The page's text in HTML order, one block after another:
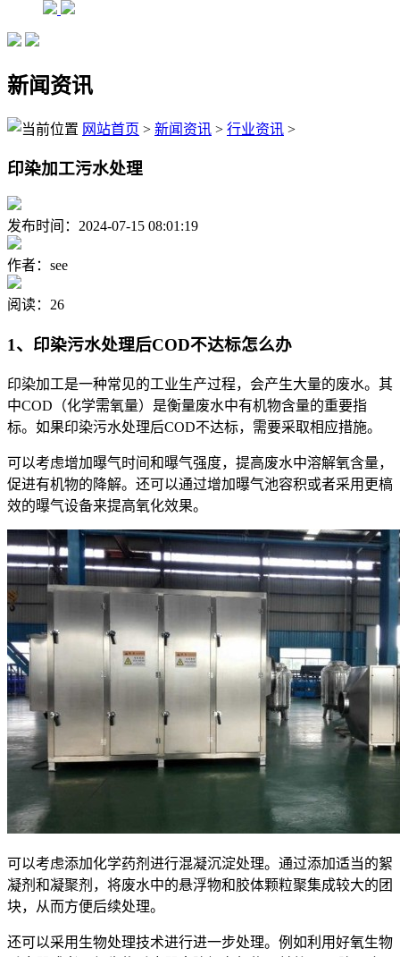
新闻资讯
网站首页 > 新闻资讯 > 行业资讯 >
印染加工污水处理
发布时间：2024-07-15 08:01:19
作者：see
阅读：26
1、印染污水处理后COD不达标怎么办
印染加工是一种常见的工业生产过程，会产生大量的废水。其
中COD（化学需氧量）是衡量废水中有机物含量的重要指
标。如果印染污水处理后COD不达标，需要采取相应措施。
可以考虑增加曝气时间和曝气强度，提高废水中溶解氧含量，
促进有机物的降解。还可以通过增加曝气池容积或者采用更槁
效的曝气设备来提高氧化效果。
可以考虑添加化学药剂进行混凝沉淀处理。通过添加适当的絮
凝剂和凝聚剂，将废水中的悬浮物和胶体颗粒聚集成较大的团
块，从而方便后续处理。
还可以采用生物处理技术进行进一步处理。例如利用好氧生物